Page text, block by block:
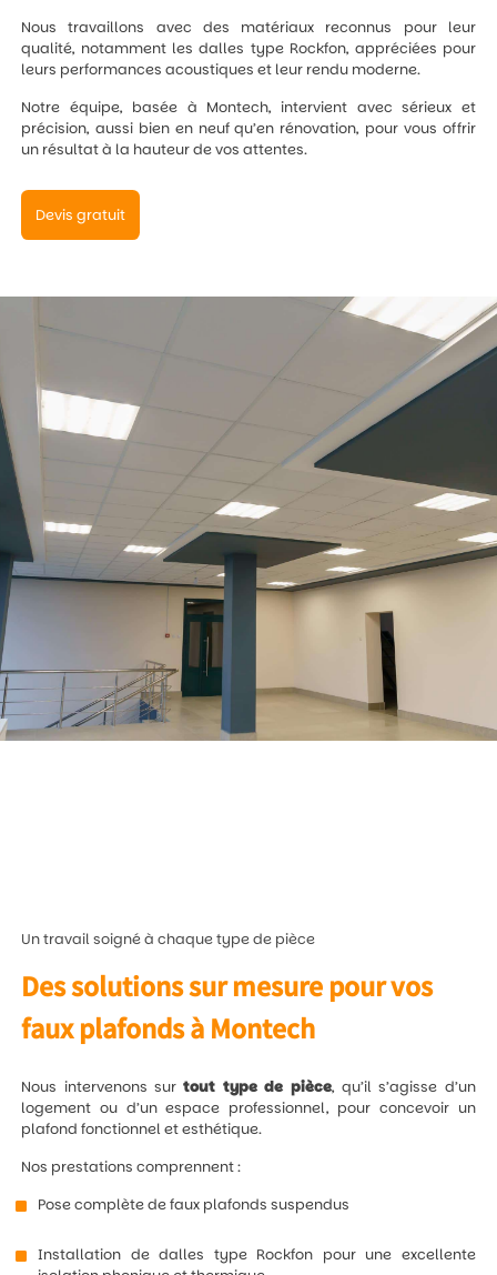
Nous travaillons avec des matériaux reconnus pour leur
qualité, notamment les dalles type Rockfon, appréciées pour
leurs performances acoustiques et leur rendu moderne.
Notre équipe, basée à Montech, intervient avec sérieux et
précision, aussi bien en neuf qu’en rénovation, pour vous offrir
un résultat à la hauteur de vos attentes.
Devis gratuit
Un travail soigné à chaque type de pièce
Des solutions sur mesure pour vos
faux plafonds à Montech
Nous intervenons surtout type de pièce, qu’il s’agisse d’un
logement ou d’un espace professionnel, pour concevoir un
plafond fonctionnel et esthétique.
Nos prestations comprennent :
Pose complète de faux plafonds suspendus
Installation de dalles type Rockfon pour une excellente